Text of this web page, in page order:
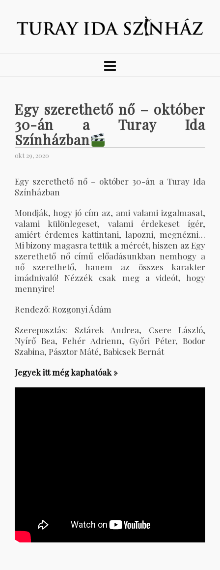
Egy szerethető nő – október
30-án a Turay Ida
Színházban
okt 29, 2020
Egy szerethető nő – október 30-án a Turay Ida
Színházban
Mondják, hogy jó cím az, ami valami izgalmasat,
valami különlegeset, valami érdekeset ígér,
amiért érdemes kattintani, lapozni, megnézni…
Mi bizony magasra tettük a mércét, hiszen az Egy
szerethető nő című előadásunkban nemhogy a
nő szerethető, hanem az összes karakter
imádnivaló! Nézzék csak meg a videót, hogy
mennyire!
Rendező: Rozgonyi Ádám
Szereposztás: Sztárek Andrea, Csere László,
Nyírő Bea, Fehér Adrienn, Győri Péter, Bodor
Szabina, Pásztor Máté, Babicsek Bernát
Jegyek itt még kaphatóak »